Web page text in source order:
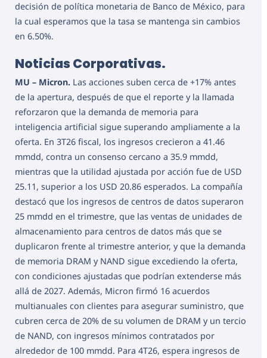
decisión de política monetaria de Banco de México, para
la cual esperamos que la tasa se mantenga sin cambios
en 6.50%.
Noticias Corporativas.
MU – Micron. Las acciones suben cerca de +17% antes
de la apertura, después de que el reporte y la llamada
reforzaron que la demanda de memoria para
inteligencia artificial sigue superando ampliamente a la
oferta. En 3T26 fiscal, los ingresos crecieron a 41.46
mmdd, contra un consenso cercano a 35.9 mmdd,
mientras que la utilidad ajustada por acción fue de USD
25.11, superior a los USD 20.86 esperados. La compañía
destacó que los ingresos de centros de datos superaron
25 mmdd en el trimestre, que las ventas de unidades de
almacenamiento para centros de datos más que se
duplicaron frente al trimestre anterior, y que la demanda
de memoria DRAM y NAND sigue excediendo la oferta,
con condiciones ajustadas que podrían extenderse más
allá de 2027. Además, Micron firmó 16 acuerdos
multianuales con clientes para asegurar suministro, que
cubren cerca de 20% de su volumen de DRAM y un tercio
de NAND, con ingresos mínimos contratados por
alrededor de 100 mmdd. Para 4T26, espera ingresos de